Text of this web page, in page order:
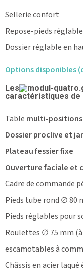
Sellerie confort
Repose-pieds réglable
Dossier réglable en
Options disponibles
Les
caractéristiques de
Table multi-positions
Dossier proclive et
Plateau fessier fixe
Ouverture faciale et
Cadre de commande
Pieds tube rond ∅ 80
Pieds réglables pour
Roulettes ∅ 75 mm
escamotables à
Châssis en acier